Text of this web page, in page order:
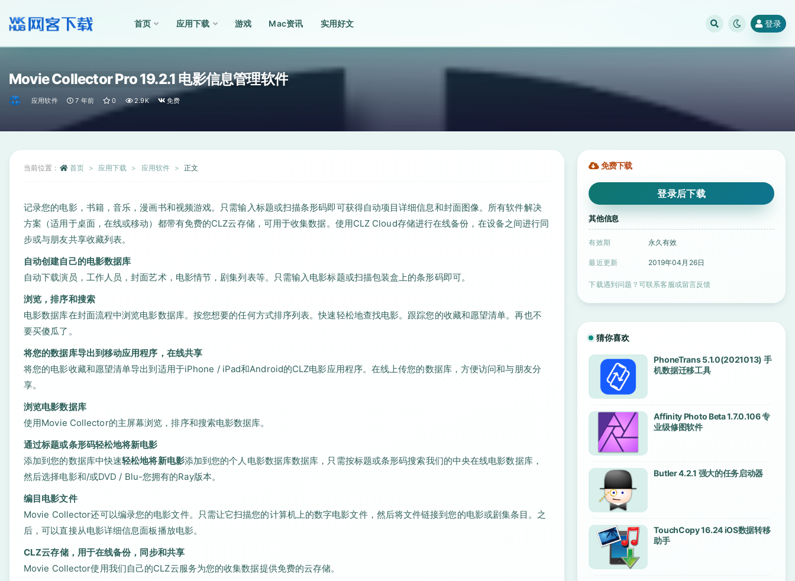
首页 应用下载 游戏 Mac资讯 实用好文 登录
Movie Collector Pro 19.2.1 电影信息管理软件
应用软件 7 年前 0 2.9K 免费
当前位置： 首页 应用下载 应用软件 正文
记录您的电影，书籍，音乐，漫画书和视频游戏。只需输入标题或扫描条形码即可获得自动项目详细信息和封面图像。所有软件解决
方案（适用于桌面，在线或移动）都带有免费的CLZ云存储，可用于收集数据。使用CLZ Cloud存储进行在线备份，在设备之间进行同
步或与朋友共享收藏列表。
自动创建自己的电影数据库
自动下载演员，工作人员，封面艺术，电影情节，剧集列表等。只需输入电影标题或扫描包装盒上的条形码即可。
浏览，排序和搜索
电影数据库在封面流程中浏览电影数据库。按您想要的任何方式排序列表。快速轻松地查找电影。跟踪您的收藏和愿望清单。再也不
要买傻瓜了。
将您的数据库导出到移动应用程序，在线共享
将您的电影收藏和愿望清单导出到适用于iPhone / iPad和Android的CLZ电影应用程序。在线上传您的数据库，方便访问和与朋友分
享。
浏览电影数据库
使用Movie Collector的主屏幕浏览，排序和搜索电影数据库。
通过标题或条形码轻松地将新电影
添加到您的数据库中快速轻松地将新电影添加到您的个人电影数据库数据库，只需按标题或条形码搜索我们的中央在线电影数据库，
然后选择电影和/或DVD / Blu-您拥有的Ray版本。
编目电影文件
Movie Collector还可以编录您的电影文件。只需让它扫描您的计算机上的数字电影文件，然后将文件链接到您的电影或剧集条目。之
后，可以直接从电影详细信息面板播放电影。
CLZ云存储，用于在线备份，同步和共享
Movie Collector使用我们自己的CLZ云服务为您的收集数据提供免费的云存储。
免费下载
登录后下载
其他信息
有效期 永久有效
最近更新 2019年04月26日
下载遇到问题？可联系客服或留言反馈
猜你喜欢
PhoneTrans 5.1.0(2021013) 手
机数据迁移工具
Affinity Photo Beta 1.7.0.106 专
业级修图软件
Butler 4.2.1 强大的任务启动器
TouchCopy 16.24 iOS数据转移
助手